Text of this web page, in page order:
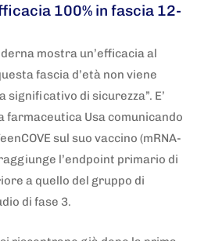
100% in fascia 12-
mostra un’efficacia al
fascia d’età non viene
di sicurezza”. E’
farmaceutica Usa comunicando
sul suo vaccino (mRNA-
l’endpoint primario di
a quello del gruppo di
di fase 3.